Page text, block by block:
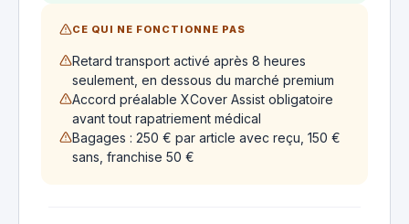
CE QUI NE FONCTIONNE PAS
Retard transport activé après 8 heures
seulement, en dessous du marché premium
Accord préalable XCover Assist obligatoire
avant tout rapatriement médical
Bagages : 250 € par article avec reçu, 150 €
sans, franchise 50 €